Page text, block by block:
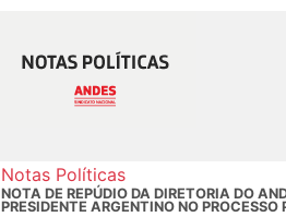
Notas Políticas
NOTA DE REPÚDIO DA DIRETORIA DO
PRESIDENTE ARGENTINO NO